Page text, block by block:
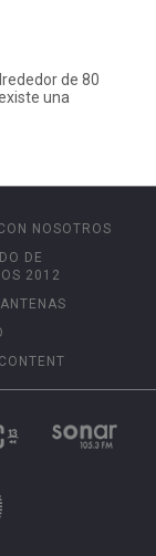
de 80
una
NOSOTROS
DE
2012